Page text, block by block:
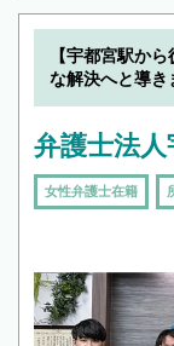
【宇都宮駅か
な解決へと導き
弁護士法
女性弁護士在籍